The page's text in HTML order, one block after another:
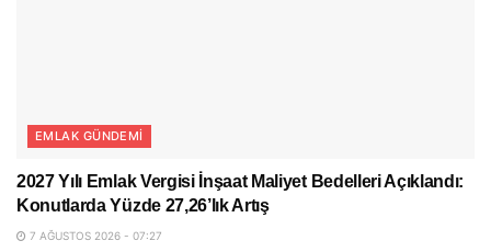
EMLAK GÜNDEMI
2027 Yılı Emlak Vergisi İnşaat Maliyet Bedelleri Açıklandı:
Konutlarda Yüzde 27,26’lık Artış
7 AĞUSTOS 2026 - 07:27